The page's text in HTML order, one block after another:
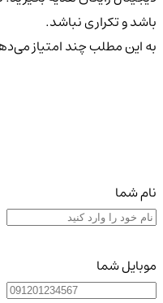
باشد و تکراری نباشد.
به این مطلب چند امتیاز
نام شما
موبایل شما